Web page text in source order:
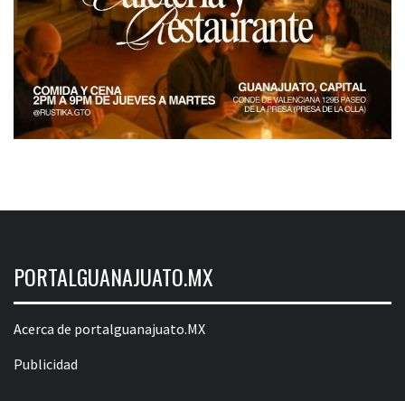
PORTALGUANAJUATO.MX
Acerca de portalguanajuato.MX
Publicidad